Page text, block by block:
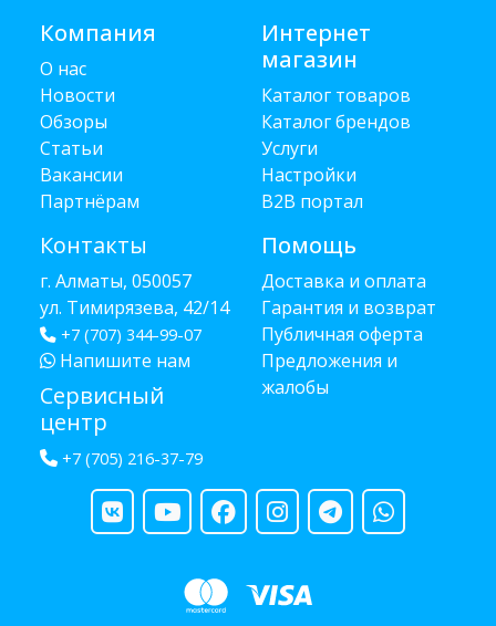
Компания
О нас
Новости
Обзоры
Статьи
Вакансии
Партнёрам
Контакты
г. Алматы, 050057
ул. Тимирязева, 42/14
+7 (707) 344-99-07
Напишите нам
Сервисный
центр
+7 (705) 216-37-79
Интернет
магазин
Каталог товаров
Каталог брендов
Услуги
Настройки
B2B портал
Помощь
Доставка и оплата
Гарантия и возврат
Публичная оферта
Предложения и
жалобы